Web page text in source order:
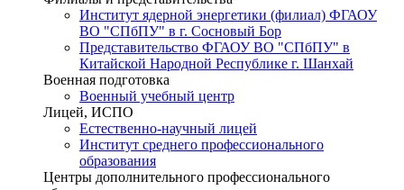
Институт ядерной энергетики (филиал) ФГАОУ
ВО "СПбПУ" в г. Сосновый Бор
Представительство ФГАОУ ВО "СПбПУ" в
Китайской Народной Республике г. Шанхай
Военная подготовка
Военный учебный центр
Лицей, ИСПО
Естественно-научный лицей
Институт среднего профессионального
образования
Центры дополнительного профессионального